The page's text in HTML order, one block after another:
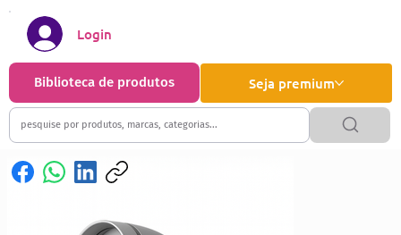
Seja premium
Biblioteca de produtos
Login